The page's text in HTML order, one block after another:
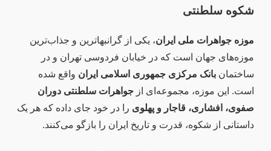
شکوه سلطنتی
موزه جواهرات ملی ایران، یکی از گرانبهاترین و جذاب‌ترین
موزه‌های جهان است که در خیابان فردوسی تهران و در
ساختمان بانک مرکزی جمهوری اسلامی ایران واقع شده
است. این موزه، مجموعه‌ای از جواهرات سلطنتی دوران
صفوی، افشاری، قاجار و پهلوی را در خود جای داده که هر یک
داستانی از شکوه، قدرت و تاریخ ایران را بازگو می‌کنند.